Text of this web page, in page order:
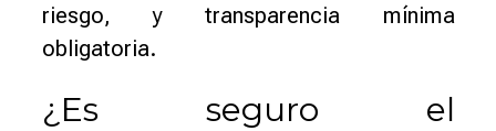
riesgo, y transparencia mínima
obligatoria.
¿Es seguro el